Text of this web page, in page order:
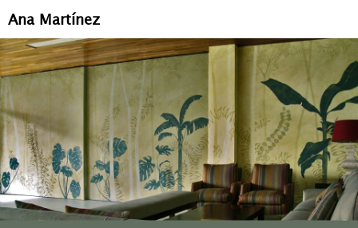
Ana Martínez
AL
CONTENIDO